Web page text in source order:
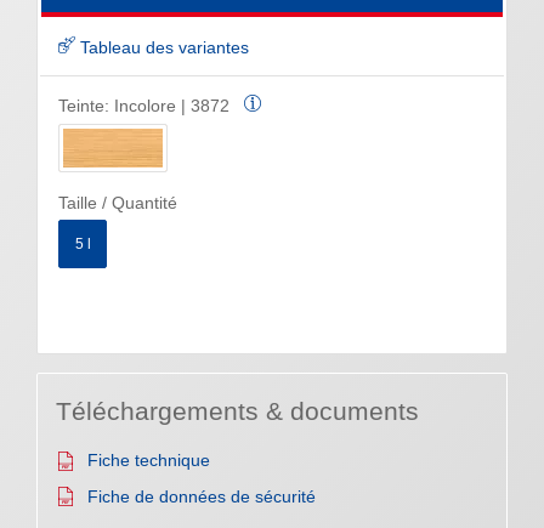
Tableau des variantes
Teinte: Incolore | 3872
Taille / Quantité
5 l
Téléchargements & documents
Fiche technique
Fiche de données de sécurité